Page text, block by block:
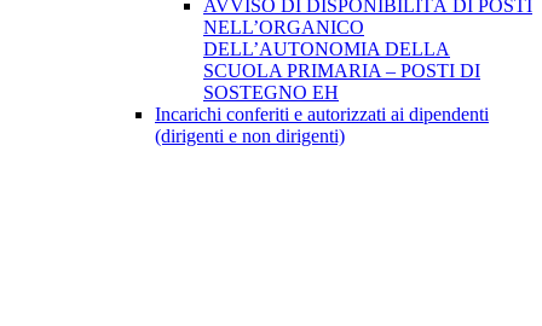
AVVISO DI DISPONIBILITÀ DI POSTI
NELL’ORGANICO
DELL’AUTONOMIA DELLA
SCUOLA PRIMARIA – POSTI DI
SOSTEGNO EH
Incarichi conferiti e autorizzati ai dipendenti
(dirigenti e non dirigenti)